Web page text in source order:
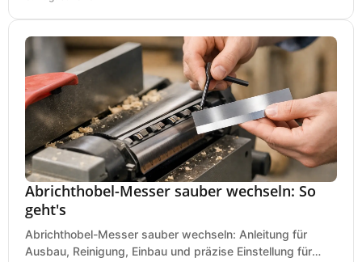
Abrichthobel-Messer sauber wechseln: So
geht's
Abrichthobel-Messer sauber wechseln: Anleitung für
Ausbau, Reinigung, Einbau und präzise Einstellung für